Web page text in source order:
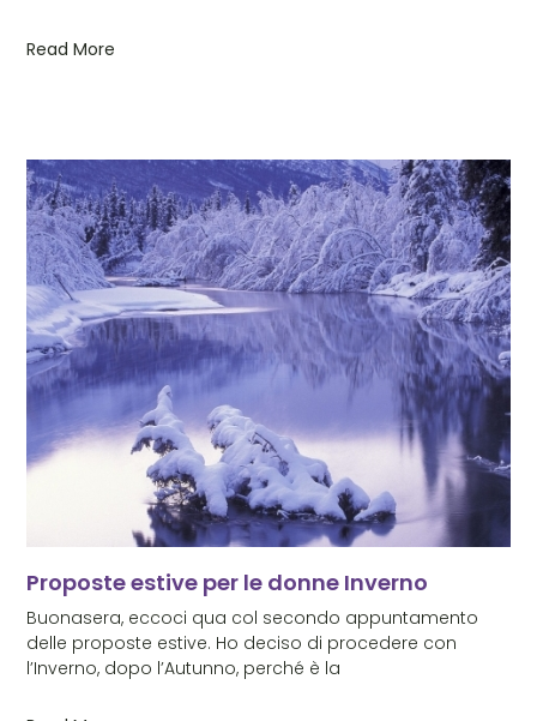
Read More
Proposte estive per le donne Inverno
Buonasera, eccoci qua col secondo appuntamento
delle proposte estive. Ho deciso di procedere con
l’Inverno, dopo l’Autunno, perché è la